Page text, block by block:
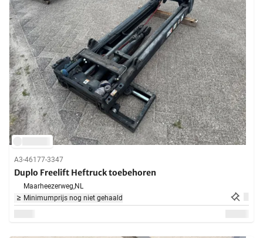
A3-46177-3347
Duplo Freelift Heftruck toebehoren
Maarheezerweg,NL
Minimumprijs nog niet gehaald